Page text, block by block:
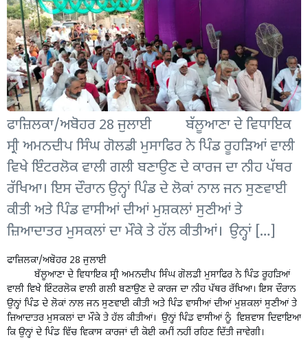
ਫਾਜ਼ਿਲਕਾ/ਅਬੋਹਰ 28 ਜੁਲਾਈ ਬੱਲੂਆਣਾ ਦੇ ਵਿਧਾਇਕ
ਸ੍ਰੀ ਅਮਨਦੀਪ ਸਿੰਘ ਗੋਲਡੀ ਮੁਸਾਫਿਰ ਨੇ ਪਿੰਡ ਰੂਹੜਿਆਂ ਵਾਲੀ
ਵਿਖੇ ਇੰਟਰਲੋਕ ਵਾਲੀ ਗਲੀ ਬਣਾਉਣ ਦੇ ਕਾਰਜ ਦਾ ਨੀਹ ਪੱਥਰ
ਰੱਖਿਆ। ਇਸ ਦੌਰਾਨ ਉਨ੍ਹਾਂ ਪਿੰਡ ਦੇ ਲੋਕਾਂ ਨਾਲ ਜਨ ਸੁਣਵਾਈ
ਕੀਤੀ ਅਤੇ ਪਿੰਡ ਵਾਸੀਆਂ ਦੀਆਂ ਮੁਸ਼ਕਲਾਂ ਸੁਣੀਆਂ ਤੇ
ਜ਼ਿਆਦਾਤਰ ਮੁਸਕਲਾਂ ਦਾ ਮੌਕੇ ਤੇ ਹੱਲ ਕੀਤੀਆਂ। ਉਨ੍ਹਾਂ […]
ਫਾਜ਼ਿਲਕਾ/ਅਬੋਹਰ 28 ਜੁਲਾਈ
ਬੱਲੂਆਣਾ ਦੇ ਵਿਧਾਇਕ ਸ੍ਰੀ ਅਮਨਦੀਪ ਸਿੰਘ ਗੋਲਡੀ ਮੁਸਾਫਿਰ ਨੇ ਪਿੰਡ ਰੂਹੜਿਆਂ
ਵਾਲੀ ਵਿਖੇ ਇੰਟਰਲੋਕ ਵਾਲੀ ਗਲੀ ਬਣਾਉਣ ਦੇ ਕਾਰਜ ਦਾ ਨੀਹ ਪੱਥਰ ਰੱਖਿਆ। ਇਸ ਦੌਰਾਨ
ਉਨ੍ਹਾਂ ਪਿੰਡ ਦੇ ਲੋਕਾਂ ਨਾਲ ਜਨ ਸੁਣਵਾਈ ਕੀਤੀ ਅਤੇ ਪਿੰਡ ਵਾਸੀਆਂ ਦੀਆਂ ਮੁਸ਼ਕਲਾਂ ਸੁਣੀਆਂ ਤੇ
ਜ਼ਿਆਦਾਤਰ ਮੁਸਕਲਾਂ ਦਾ ਮੌਕੇ ਤੇ ਹੱਲ ਕੀਤੀਆਂ। ਉਨ੍ਹਾਂ ਪਿੰਡ ਵਾਸੀਆਂ ਨੂੰ ਵਿਸ਼ਵਾਸ ਦਿਵਾਇਆ
ਕਿ ਉਨ੍ਹਾਂ ਦੇ ਪਿੰਡ ਵਿੱਚ ਵਿਕਾਸ ਕਾਰਜਾਂ ਦੀ ਕੋਈ ਕਮੀਂ ਨਹੀਂ ਰਹਿਣ ਦਿੱਤੀ ਜਾਵੇਗੀ।